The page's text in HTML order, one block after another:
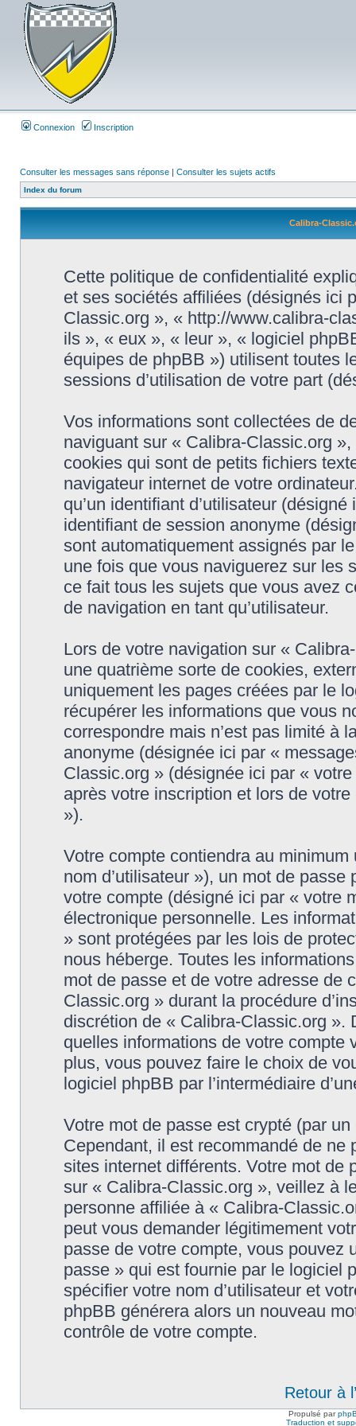
Connexion Inscription
Consulter les messages sans réponse | Consulter les sujets actifs
Index du forum
Calibra-
Cette politique de confidentialité
et ses sociétés affiliées (désignés ici
Classic.org », « http://www.calibra-
ils », « eux », « leur », « logiciel
équipes de phpBB ») utilisent toutes
sessions d’utilisation de votre part
Vos informations sont collectées de
naviguant sur « Calibra-Classic.org
cookies qui sont de petits fichiers
navigateur internet de votre
qu’un identifiant d’utilisateur
identifiant de session anonyme
sont automatiquement assignés par
une fois que vous naviguerez sur les
ce fait tous les sujets que vous avez
de navigation en tant qu’utilisateur.
Lors de votre navigation sur «
une quatrième sorte de cookies,
uniquement les pages créées par le
récupérer les informations que vous
correspondre mais n’est pas limité à
anonyme (désignée ici par «
Classic.org » (désignée ici par «
après votre inscription et lors de
»).
Votre compte contiendra au
nom d’utilisateur »), un mot de
votre compte (désigné ici par « votre
électronique personnelle. Les
» sont protégées par les lois de
nous héberge. Toutes les
mot de passe et de votre adresse de
Classic.org » durant la procédure
discrétion de « Calibra-Classic.org
quelles informations de votre compte
plus, vous pouvez faire le choix de
logiciel phpBB par l’intermédiaire
Votre mot de passe est crypté (par
Cependant, il est recommandé de
sites internet différents. Votre mot de
sur « Calibra-Classic.org », veillez à
personne affiliée à « Calibra-
peut vous demander légitimement
passe de votre compte, vous pouvez
passe » qui est fournie par le logiciel
spécifier votre nom d’utilisateur et
phpBB générera alors un nouveau
contrôle de votre compte.
Retour à
Propulsé par
Traduction et